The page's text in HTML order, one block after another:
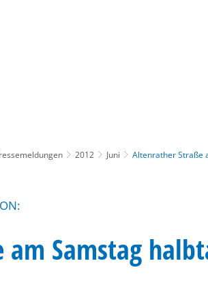
2012 Juni Altenrather Straße
Samstag